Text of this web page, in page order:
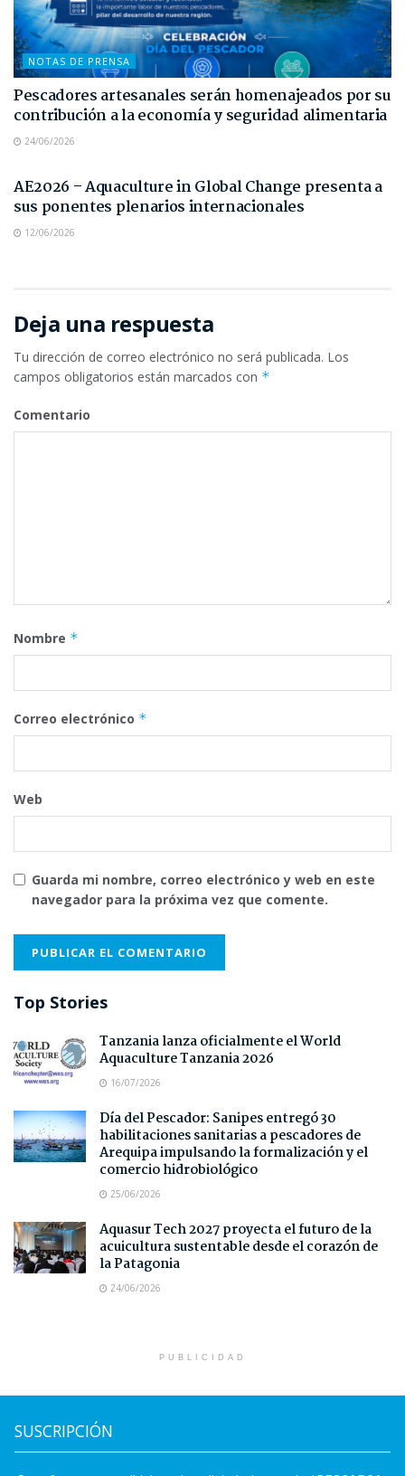
NOTAS DE PRENSA
Pescadores artesanales serán homenajeados por su
contribución a la economía y seguridad alimentaria
24/06/2026
AE2026 – Aquaculture in Global Change presenta a
sus ponentes plenarios internacionales
12/06/2026
Deja una respuesta
Tu dirección de correo electrónico no será publicada. Los
campos obligatorios están marcados con *
Comentario
Nombre *
Correo electrónico *
Web
Guarda mi nombre, correo electrónico y web en este
navegador para la próxima vez que comente.
Top Stories
Tanzania lanza oficialmente el World
Aquaculture Tanzania 2026
16/07/2026
Día del Pescador: Sanipes entregó 30
habilitaciones sanitarias a pescadores de
Arequipa impulsando la formalización y el
comercio hidrobiológico
25/06/2026
Aquasur Tech 2027 proyecta el futuro de la
acuicultura sustentable desde el corazón de
la Patagonia
24/06/2026
PUBLICIDAD
SUSCRIPCIÓN